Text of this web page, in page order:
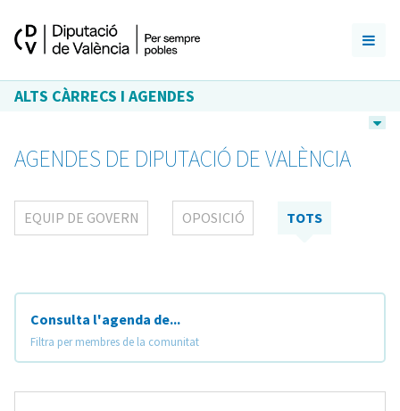
ALTS CÀRRECS I AGENDES
AGENDES DE DIPUTACIÓ DE VALÈNCIA
EQUIP DE GOVERN OPOSICIÓ TOTS
Consulta l'agenda de...
Filtra per membres de la comunitat